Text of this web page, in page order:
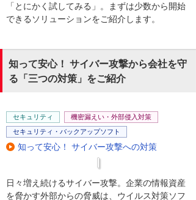
「とにかく試してみる」。まずは少数から開始
できるソリューションをご紹介します。
知って安心！ サイバー攻撃から会社を守
る「三つの対策」をご紹介
セキュリティ
機密漏えい・外部侵入対策
セキュリティ・バックアップソフト
知って安心！ サイバー攻撃への対策
日々増え続けるサイバー攻撃。企業の情報資産
を脅かす外部からの脅威は、ウイルス対策ソフ